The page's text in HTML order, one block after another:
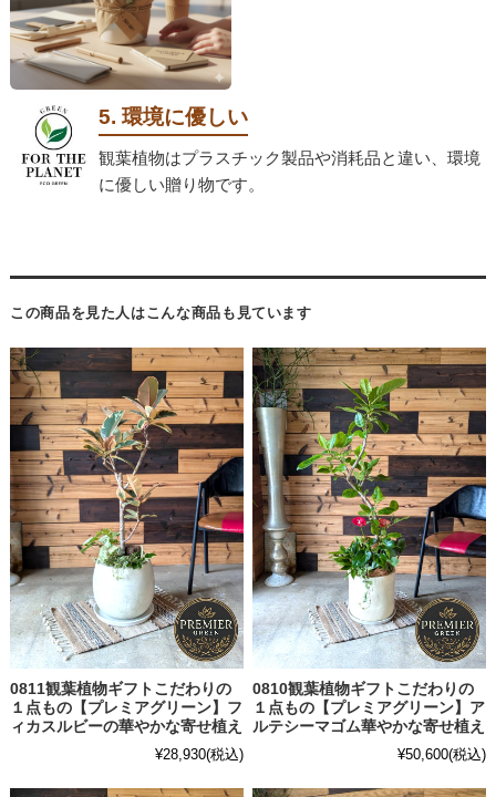
5. 環境に優しい
観葉植物はプラスチック製品や消耗品と違い、環境
に優しい贈り物です。
この商品を見た人はこんな商品も見ています
0811観葉植物ギフトこだわりの
１点もの【プレミアグリーン】フ
ィカスルビーの華やかな寄せ植え
¥28,930(税込)
0810観葉植物ギフトこだわりの
１点もの【プレミアグリーン】ア
ルテシーマゴム華やかな寄せ植え
¥50,600(税込)